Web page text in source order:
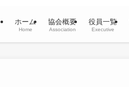
ホーム
Home
協会概要
Association
役員一覧
Executive